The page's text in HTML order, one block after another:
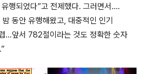
행되었다”고 전제했다. 그러면서….
동안 유행해왔고, 대중적인 인기
…앞서 782절이라는 것도 정확한 숫자